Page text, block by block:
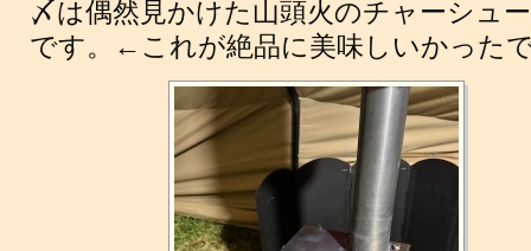
〆は偶然見かけた山頭火のチャーシュ
です。←これが絶品に美味しいかった